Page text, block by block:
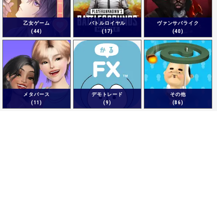
乙女ゲーム
(44)
バトルロイヤル
(17)
ヴァンサバライク
(40)
メタバース
(11)
デモトレード
(9)
その他
(86)